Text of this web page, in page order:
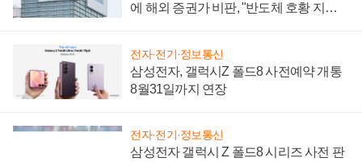
에 해외 증권가 비판, "반도체 호황 지속
전자·전기·정보통신
삼성전자, 갤럭시Z 폴드8 사전예약 개통
8월31일까지 연장
전자·전기·정보통신
삼성전자 갤럭시 Z 폴드8 시리즈 사전 판